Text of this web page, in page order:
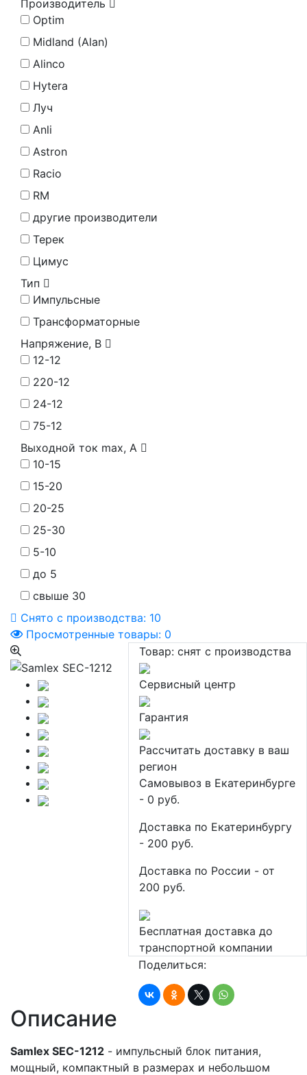
Производитель
Optim
Midland (Alan)
Alinco
Hytera
Луч
Anli
Astron
Racio
RM
другие производители
Терек
Цимус
Тип
Импульсные
Трансформаторные
Напряжение, В
12-12
220-12
24-12
75-12
Выходной ток max, А
10-15
15-20
20-25
25-30
5-10
до 5
свыше 30
Снято с производства: 10
Просмотренные товары: 0
Товар: снят с производства
Сервисный центр
Гарантия
Рассчитать доставку в ваш
регион
Самовывоз в Екатеринбурге
- 0 руб.
Доставка по Екатеринбургу
- 200 руб.
Доставка по России - от
200 руб.
Бесплатная доставка до
транспортной компании
Поделиться:
Описание
Samlex SEC-1212 - импульсный блок питания,
мощный, компактный в размерах и небольшом